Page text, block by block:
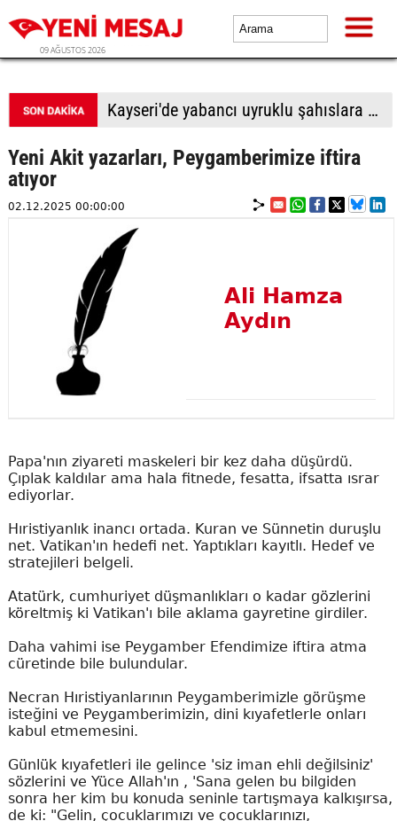
09 AĞUSTOS 2026
Kayseri'de yabancı uyruklu şahıslara biber gazı sıkıp bıçakladılar: 1 ölü, 1 yaralı
Yeni Akit yazarları, Peygamberimize iftira
atıyor
02.12.2025 00:00:00
Ali Hamza
Aydın
Papa'nın ziyareti maskeleri bir kez daha düşürdü.
Çıplak kaldılar ama hala fitnede, fesatta, ifsatta ısrar
ediyorlar.
Hıristiyanlık inancı ortada. Kuran ve Sünnetin duruşlu
net. Vatikan'ın hedefi net. Yaptıkları kayıtlı. Hedef ve
stratejileri belgeli.
Atatürk, cumhuriyet düşmanlıkları o kadar gözlerini
köreltmiş ki Vatikan'ı bile aklama gayretine girdiler.
Daha vahimi ise Peygamber Efendimize iftira atma
cüretinde bile bulundular.
Necran Hıristiyanlarının Peygamberimizle görüşme
isteğini ve Peygamberimizin, dini kıyafetlerle onları
kabul etmemesini.
Günlük kıyafetleri ile gelince 'siz iman ehli değilsiniz'
sözlerini ve Yüce Allah'ın , 'Sana gelen bu bilgiden
sonra her kim bu konuda seninle tartışmaya kalkışırsa,
de ki: "Gelin, çocuklarımızı ve çocuklarınızı,